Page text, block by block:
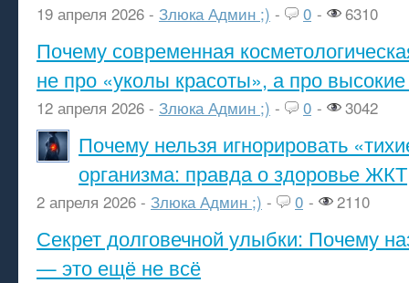
19 апреля 2026 - Злюка Админ ;) - 0 - 6310
Почему современная
не про «уколы красоты», а про высокие
12 апреля 2026 - Злюка Админ ;) - 0 - 3042
Почему нельзя игнорировать
организма: правда о здоровье ЖКТ
2 апреля 2026 - Злюка Админ ;) - 0 - 2110
Секрет долговечной улыбки: Почему
— это ещё не всё